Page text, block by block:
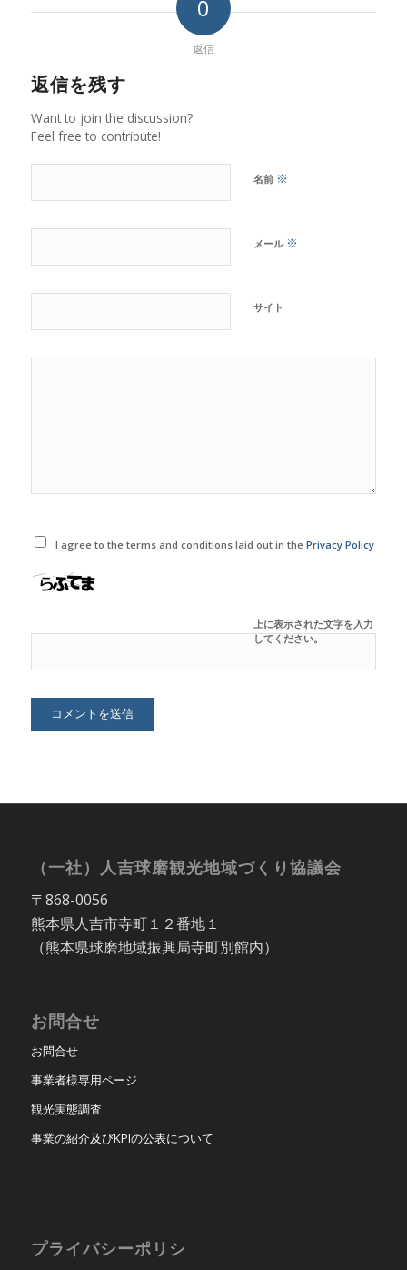
0
返信
返信を残す
Want to join the discussion?
Feel free to contribute!
名前 ※
メール ※
サイト
I agree to the terms and conditions laid out in thePrivacy Policy
上に表示された文字を入力
してください。
（一社）人吉球磨観光地域づくり協議会
〒868-0056
熊本県人吉市寺町１２番地１
（熊本県球磨地域振興局寺町別館内）
お問合せ
お問合せ
事業者様専用ページ
観光実態調査
事業の紹介及びKPIの公表について
プライバシーポリシ